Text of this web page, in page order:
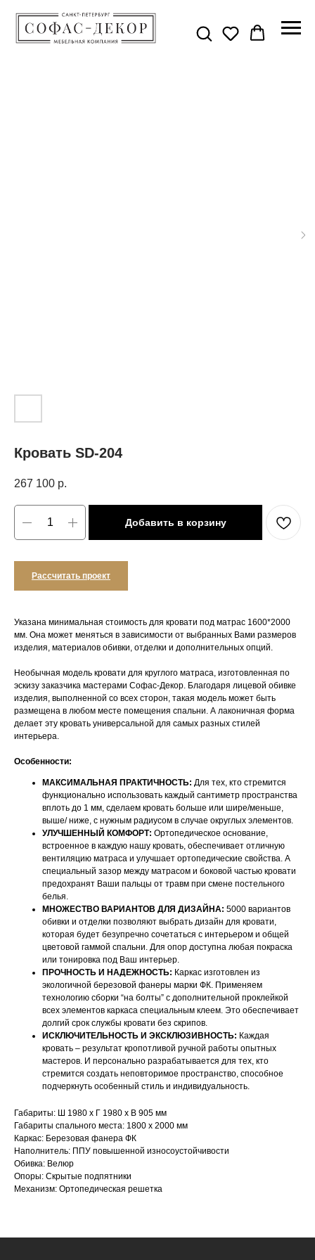
Кровать SD-204
267 100 р.
Добавить в корзину
Рассчитать проект
Указана минимальная стоимость для кровати под матрас 1600*2000
мм. Она может меняться в зависимости от выбранных Вами размеров
изделия, материалов обивки, отделки и дополнительных опций.
Необычная модель кровати для круглого матраса, изготовленная по
эскизу заказчика мастерами Софас-Декор. Благодаря лицевой обивке
изделия, выполненной со всех сторон, такая модель может быть
размещена в любом месте помещения спальни. А лаконичная форма
делает эту кровать универсальной для самых разных стилей
интерьера.
Особенности:
МАКСИМАЛЬНАЯ ПРАКТИЧНОСТЬ: Для тех, кто стремится
функционально использовать каждый сантиметр пространства
вплоть до 1 мм, сделаем кровать больше или шире/меньше,
выше/ ниже, с нужным радиусом в случае округлых элементов.
УЛУЧШЕННЫЙ КОМФОРТ: Ортопедическое основание,
встроенное в каждую нашу кровать, обеспечивает отличную
вентиляцию матраса и улучшает ортопедические свойства. А
специальный зазор между матрасом и боковой частью кровати
предохранят Ваши пальцы от травм при смене постельного
белья.
МНОЖЕСТВО ВАРИАНТОВ ДЛЯ ДИЗАЙНА: 5000 вариантов
обивки и отделки позволяют выбрать дизайн для кровати,
которая будет безупречно сочетаться с интерьером и общей
цветовой гаммой спальни. Для опор доступна любая покраска
или тонировка под Ваш интерьер.
ПРОЧНОСТЬ И НАДЕЖНОСТЬ: Каркас изготовлен из
экологичной березовой фанеры марки ФК. Применяем
технологию сборки “на болты” с дополнительной проклейкой
всех элементов каркаса специальным клеем. Это обеспечивает
долгий срок службы кровати без скрипов.
ИСКЛЮЧИТЕЛЬНОСТЬ И ЭКСКЛЮЗИВНОСТЬ: Каждая
кровать – результат кропотливой ручной работы опытных
мастеров. И персонально разрабатывается для тех, кто
стремится создать неповторимое пространство, способное
подчеркнуть особенный стиль и индивидуальность.
Габариты: Ш 1980 х Г 1980 х В 905 мм
Габариты спального места: 1800 х 2000 мм
Каркас: Березовая фанера ФК
Наполнитель: ППУ повышенной износоустойчивости
Обивка: Велюр
Опоры: Скрытые подпятники
Механизм: Ортопедическая решетка
Воспользуйтесь формой обратной связи,
чтобы связаться с нами
НАШИ МЕНЕДЖЕРЫ ГОТОВЫ
ОТВЕТИТЬ НА ЛЮБЫЕ
Оставьте данные для связи: